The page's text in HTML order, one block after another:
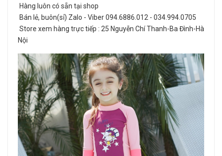
Hàng luôn có sẵn tại shop
Bán lẻ, buôn(sỉ) Zalo - Viber 094.6886.012 - 034.994.0705
Store xem hàng trực tiếp : 25 Nguyễn Chí Thanh-Ba Đình-Hà
Nội